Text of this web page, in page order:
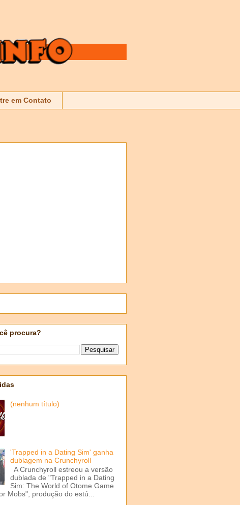
em Contato
procura?
(nenhum título)
'Trapped in a Dating Sim' ganha
dublagem na Crunchyroll
A Crunchyroll estreou a versão
dublada de "Trapped in a Dating
Sim: The World of Otome Game
Mobs", produção do estú...